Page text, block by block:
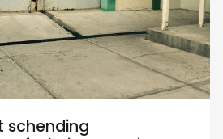
schending